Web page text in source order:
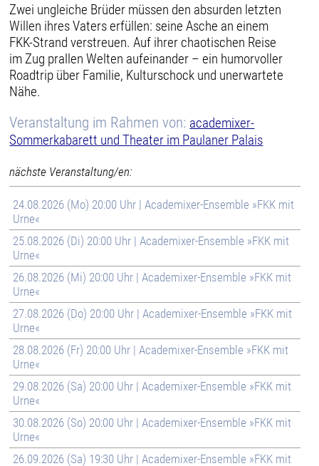
Zwei ungleiche Brüder müssen den absurden letzten
Willen ihres Vaters erfüllen: seine Asche an einem
FKK-Strand verstreuen. Auf ihrer chaotischen Reise
im Zug prallen Welten aufeinander – ein humorvoller
Roadtrip über Familie, Kulturschock und unerwartete
Nähe.
Veranstaltung im Rahmen von: academixer-
Sommerkabarett und Theater im Paulaner Palais
nächste Veranstaltung/en:
24.08.2026 (Mo) 20:00 Uhr | Academixer-Ensemble »FKK mit
Urne«
25.08.2026 (Di) 20:00 Uhr | Academixer-Ensemble »FKK mit
Urne«
26.08.2026 (Mi) 20:00 Uhr | Academixer-Ensemble »FKK mit
Urne«
27.08.2026 (Do) 20:00 Uhr | Academixer-Ensemble »FKK mit
Urne«
28.08.2026 (Fr) 20:00 Uhr | Academixer-Ensemble »FKK mit
Urne«
29.08.2026 (Sa) 20:00 Uhr | Academixer-Ensemble »FKK mit
Urne«
30.08.2026 (So) 20:00 Uhr | Academixer-Ensemble »FKK mit
Urne«
26.09.2026 (Sa) 19:30 Uhr | Academixer-Ensemble »FKK mit